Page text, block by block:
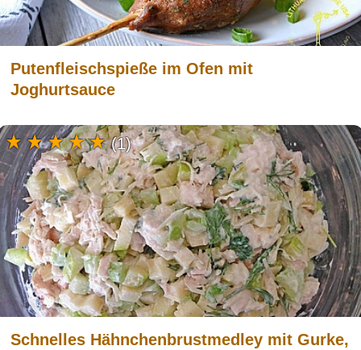
Putenfleischspieße im Ofen mit
Joghurtsauce
Schnelles Hähnchenbrustmedley mit Gurke,
(1)